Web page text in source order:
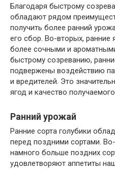
Благодаря быстрому
обладают рядом
получить более ранний
его сбор. Во-вторых, ранние
более сочными и
быстрому созреванию,
подвержены воздействию
и вредителей. Это
ягод и качество
Ранний урожай
Ранние сорта голубики
перед поздними сортами.
намного больше поздних
удовлетворяют аппетиты